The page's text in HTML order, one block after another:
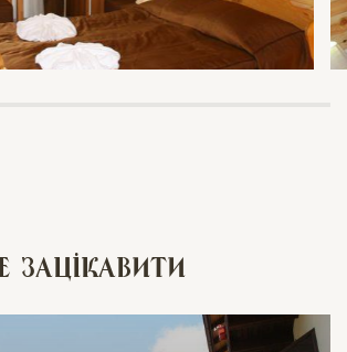
зацікавити